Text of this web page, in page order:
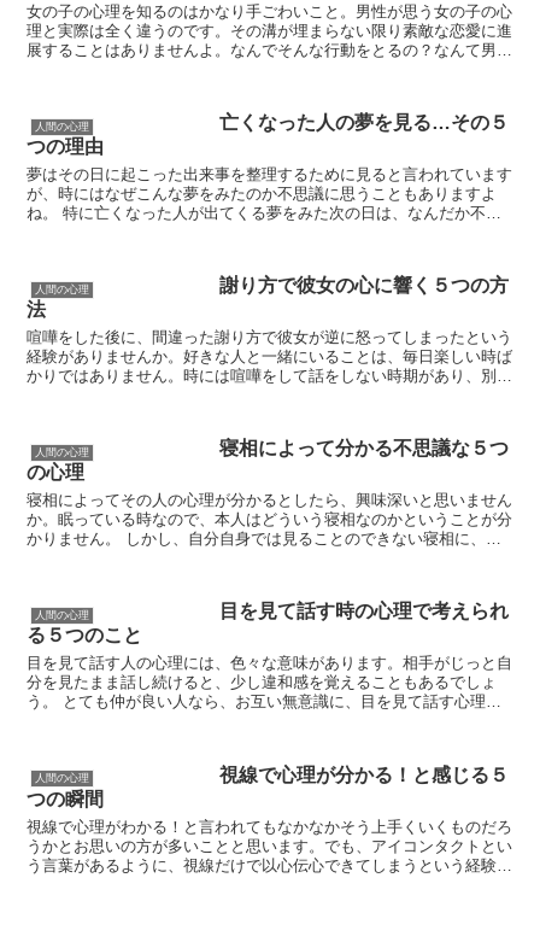
女の子の心理を知るのはかなり手ごわいこと。男性が思う女の子の心
理と実際は全く違うのです。その溝が埋まらない限り素敵な恋愛に進
展することはありませんよ。なんでそんな行動をとるの？なんて男性
人間の心理
亡くなった人の夢を見る…その５
つの理由
夢はその日に起こった出来事を整理するために見ると言われています
が、時にはなぜこんな夢をみたのか不思議に思うこともありますよ
ね。 特に亡くなった人が出てくる夢をみた次の日は、なんだか不思
人間の心理
謝り方で彼女の心に響く５つの方
法
喧嘩をした後に、間違った謝り方で彼女が逆に怒ってしまったという
経験がありませんか。好きな人と一緒にいることは、毎日楽しい時ば
かりではありません。時には喧嘩をして話をしない時期があり、別れ
人間の心理
寝相によって分かる不思議な５つ
の心理
寝相によってその人の心理が分かるとしたら、興味深いと思いません
か。眠っている時なので、本人はどういう寝相なのかということが分
かりません。 しかし、自分自身では見ることのできない寝相に、心
人間の心理
目を見て話す時の心理で考えられ
る５つのこと
目を見て話す人の心理には、色々な意味があります。相手がじっと自
分を見たまま話し続けると、少し違和感を覚えることもあるでしょ
う。 とても仲が良い人なら、お互い無意識に、目を見て話す心理が
人間の心理
視線で心理が分かる！と感じる５
つの瞬間
視線で心理がわかる！と言われてもなかなかそう上手くいくものだろ
うかとお思いの方が多いことと思います。でも、アイコンタクトとい
う言葉があるように、視線だけで以心伝心できてしまうという経験を